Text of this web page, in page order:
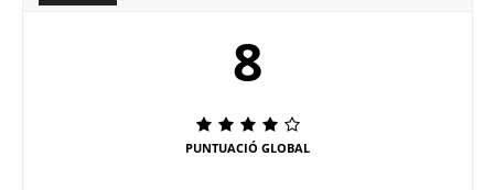
8
PUNTUACIÓ GLOBAL